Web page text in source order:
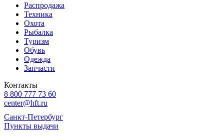
Распродажа
Техника
Охота
Рыбалка
Туризм
Обувь
Одежда
Запчасти
Контакты
8 800 777 73 60
center@hft.ru
Санкт-Петербург
Пункты выдачи